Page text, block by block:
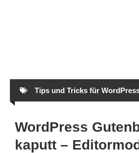
Tips und Tricks für
WordPress
kaputt –